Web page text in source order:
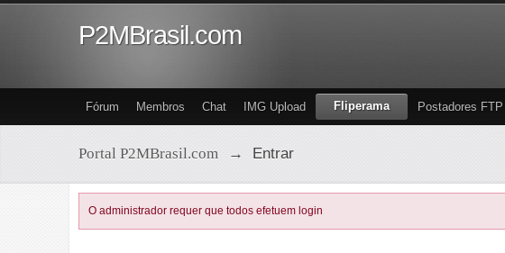
P2MBrasil.com
Fórum Membros Chat IMG Upload Fliperama Postadores FTP
Portal P2MBrasil.com → Entrar
O administrador requer que todos efetuem login